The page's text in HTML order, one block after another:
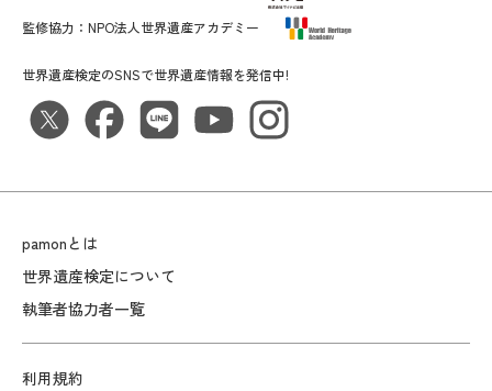
pamonとは
世界遺産検定について
執筆者協力者一覧
利用規約
世界遺産検定のSNSで世界遺産情報を発信中!
監修協力： NPO法人世界遺産アカデミー